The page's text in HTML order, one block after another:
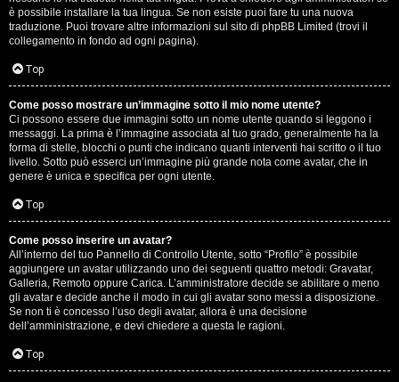
è possibile installare la tua lingua. Se non esiste puoi fare tu una nuova
traduzione. Puoi trovare altre informazioni sul sito di phpBB Limited (trovi il
collegamento in fondo ad ogni pagina).
Top
Come posso mostrare un’immagine sotto il mio nome utente?
Ci possono essere due immagini sotto un nome utente quando si leggono i
messaggi. La prima è l’immagine associata al tuo grado, generalmente ha la
forma di stelle, blocchi o punti che indicano quanti interventi hai scritto o il tuo
livello. Sotto può esserci un’immagine più grande nota come avatar, che in
genere è unica e specifica per ogni utente.
Top
Come posso inserire un avatar?
All’interno del tuo Pannello di Controllo Utente, sotto “Profilo” è possibile
aggiungere un avatar utilizzando uno dei seguenti quattro metodi: Gravatar,
Galleria, Remoto oppure Carica. L’amministratore decide se abilitare o meno
gli avatar e decide anche il modo in cui gli avatar sono messi a disposizione.
Se non ti è concesso l’uso degli avatar, allora è una decisione
dell’amministrazione, e devi chiedere a questa le ragioni.
Top
e
:
G
i
g
i
D
’
A
g
o
s
t